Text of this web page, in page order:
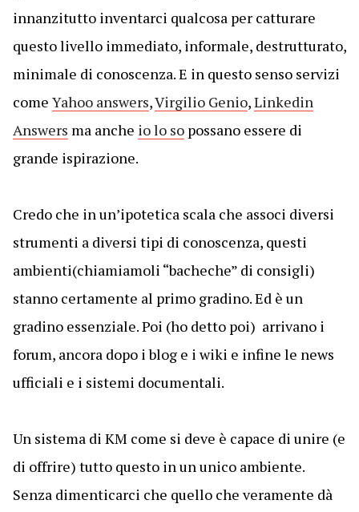
innanzitutto inventarci qualcosa per catturare
questo livello immediato, informale, destrutturato,
minimale di conoscenza. E in questo senso servizi
come Yahoo answers,Virgilio Genio,Linkedin
Answers ma anche io lo sopossano essere di
grande ispirazione.
Credo che in un’ipotetica scala che associ diversi
strumenti a diversi tipi di conoscenza, questi
ambienti(chiamiamoli “bacheche” di consigli)
stanno certamente al primo gradino. Ed è un
gradino essenziale. Poi (ho detto poi) arrivano i
forum, ancora dopo i blog e i wiki e infine le news
ufficiali e i sistemi documentali.
Un sistema di KM come si deve è capace di unire (e
di offrire) tutto questo in un unico ambiente.
Senza dimenticarci che quello che veramente dà